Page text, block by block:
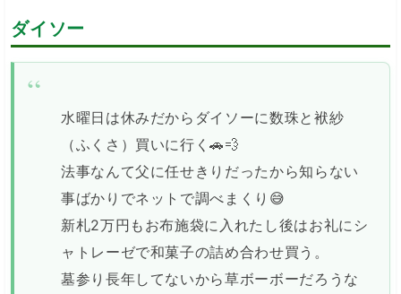
ダイソー
水曜日は休みだからダイソーに数珠と袱紗
（ふくさ）買いに行く🚗💨
法事なんて父に任せきりだったから知らない
事ばかりでネットで調べまくり😅
新札2万円もお布施袋に入れたし後はお礼にシ
ャトレーゼで和菓子の詰め合わせ買う。
墓参り長年してないから草ボーボーだろうな